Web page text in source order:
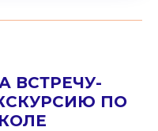
ВСТРЕЧУ-
ПО